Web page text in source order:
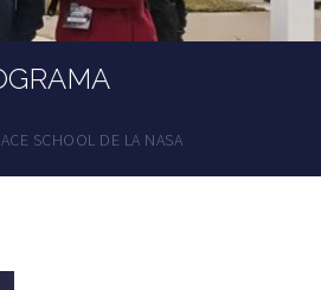
SCHOOL DE LA NASA